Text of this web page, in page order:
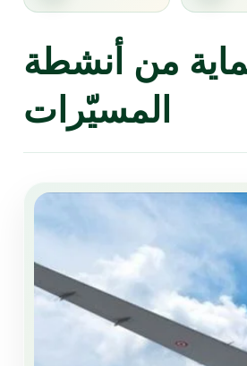
من أنشطة
المسيّرات